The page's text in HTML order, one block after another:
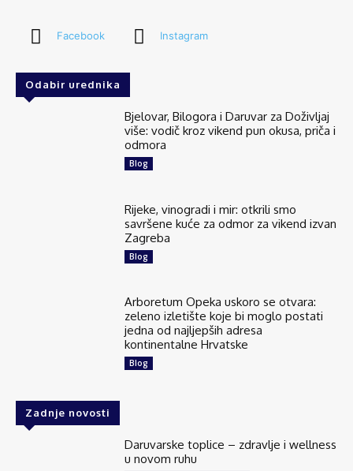
Facebook Instagram
Odabir urednika
Bjelovar, Bilogora i Daruvar za Doživljaj
više: vodič kroz vikend pun okusa, priča i
odmora
Blog
Rijeke, vinogradi i mir: otkrili smo
savršene kuće za odmor za vikend izvan
Zagreba
Blog
Arboretum Opeka uskoro se otvara:
zeleno izletište koje bi moglo postati
jedna od najljepših adresa
kontinentalne Hrvatske
Blog
Zadnje novosti
Daruvarske toplice – zdravlje i wellness
u novom ruhu